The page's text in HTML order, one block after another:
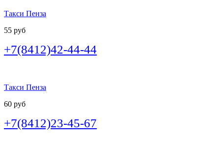
Такси Пенза
55 руб
+7(8412)42-44-44
Такси Пенза
60 руб
+7(8412)23-45-67